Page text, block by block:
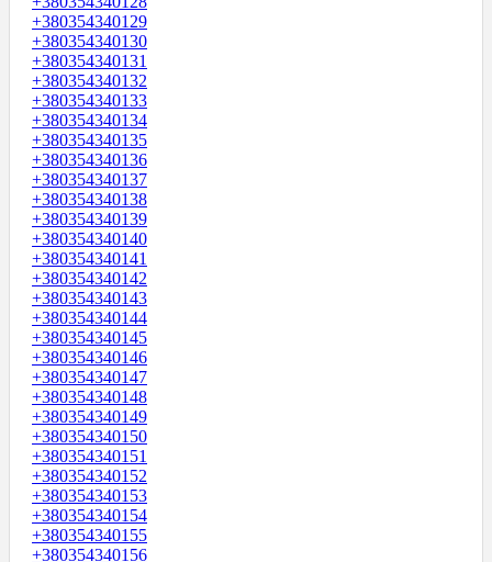
+380354340129
+380354340130
+380354340131
+380354340132
+380354340133
+380354340134
+380354340135
+380354340136
+380354340137
+380354340138
+380354340139
+380354340140
+380354340141
+380354340142
+380354340143
+380354340144
+380354340145
+380354340146
+380354340147
+380354340148
+380354340149
+380354340150
+380354340151
+380354340152
+380354340153
+380354340154
+380354340155
+380354340156